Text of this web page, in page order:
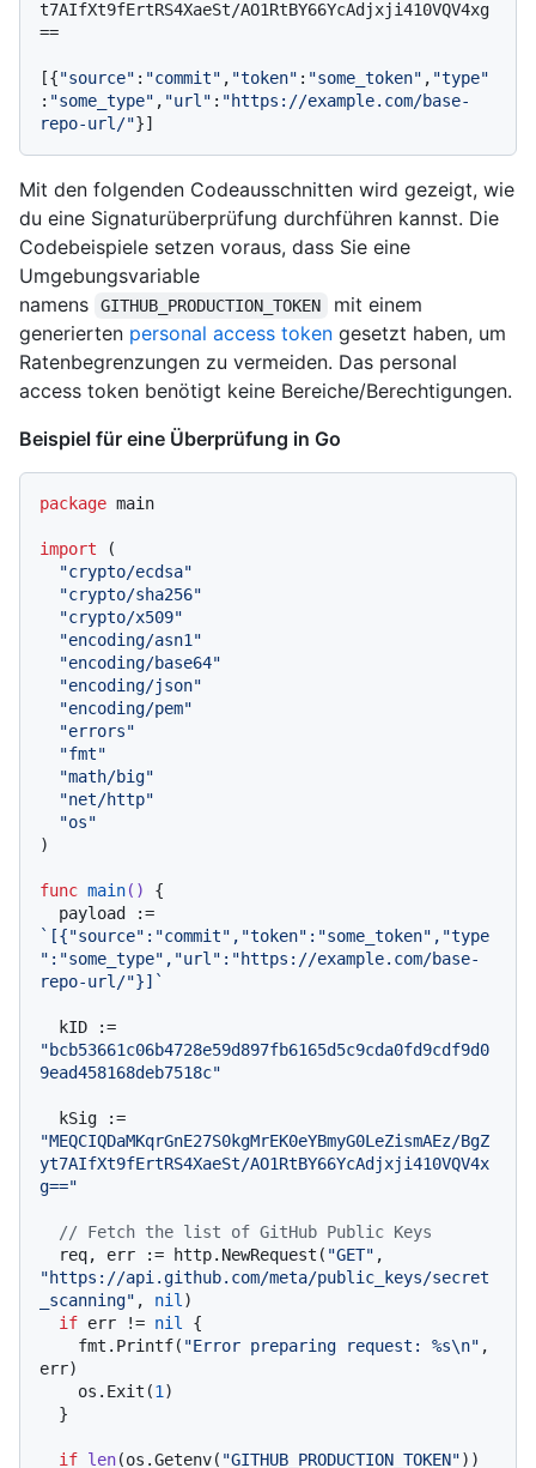
t7AIfXt9fErtRS4XaeSt/AO1RtBY66YcAdjxji410VQV4xg
==
[{"source" : "commit" , "token" : "some_token" , "type"
: "some_type" , "url" : "https://example.com/base-
repo-url/"}]
Mit den folgenden Codeausschnitten wird gezeigt, wie
du eine Signaturüberprüfung durchführen kannst. Die
Codebeispiele setzen voraus, dass Sie eine
Umgebungsvariable
namens
GITHUB_PRODUCTION_TOKEN
mit einem
generierten personal access token gesetzt haben, um
Ratenbegrenzungen zu vermeiden. Das personal
access token benötigt keine Bereiche/Berechtigungen.
Beispiel für eine Überprüfung in Go
package main
import (
"crypto/ecdsa"
"crypto/sha256"
"crypto/x509"
"encoding/asn1"
"encoding/base64"
"encoding/json"
"encoding/pem"
"errors"
"fmt"
"math/big"
"net/http"
"os"
)
func main()
{
`[{"source":"commit","token":"some_token","type
":"some_type","url":"https://example.com/base-
repo-url/"}]`
"bcb53661c06b4728e59d897fb6165d5c9cda0fd9cdf9d0
9ead458168deb7518c"
"MEQCIQDaMKqrGnE27S0kgMrEK0eYBmyG0LeZismAEz/BgZ
yt7AIfXt9fErtRS4XaeSt/AO1RtBY66YcAdjxji410VQV4x
g=="
// Fetch the list of GitHub Public Keys
  req, err := http.NewRequest(
"GET"
"https://api.github.com/meta/public_keys/secret
_scanning" , nil )
if err != nil
{
    fmt.Printf(
"Error preparing request: %s\n" ,
err)
    os.Exit(
1 )
if len(os.Getenv( "GITHUB_PRODUCTION_TOKEN"))